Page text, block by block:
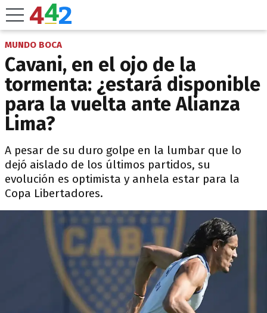
MUNDO BOCA
Cavani, en el ojo de la
tormenta: ¿estará disponible
para la vuelta ante Alianza
Lima?
A pesar de su duro golpe en la lumbar que lo
dejó aislado de los últimos partidos, su
evolución es optimista y anhela estar para la
Copa Libertadores.